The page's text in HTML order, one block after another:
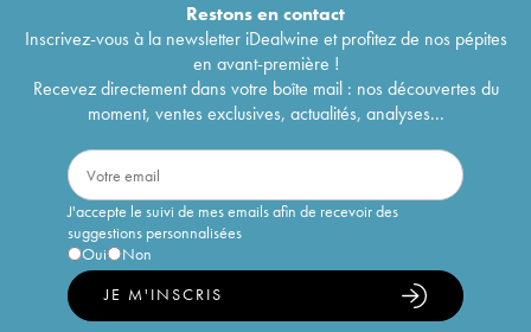
Restons encontact
Inscrivez-vous à la newsletter iDealwine et profitez de nos pépites
en avant-première !
Recevez directement dans votre boîte mail : nos découvertes du
moment, ventes exclusives, actualités, analyses...
J'accepte le suivi de mes emails afin de recevoir des
suggestions personnalisées
Oui
Non
JE M'INSCRIS